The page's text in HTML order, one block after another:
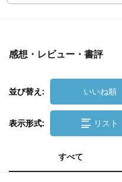
感想・レビュー・書評
並び替え: いいね順
表示形式: リスト
すべて